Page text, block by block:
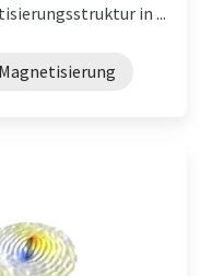
in ...
Magnetisierung